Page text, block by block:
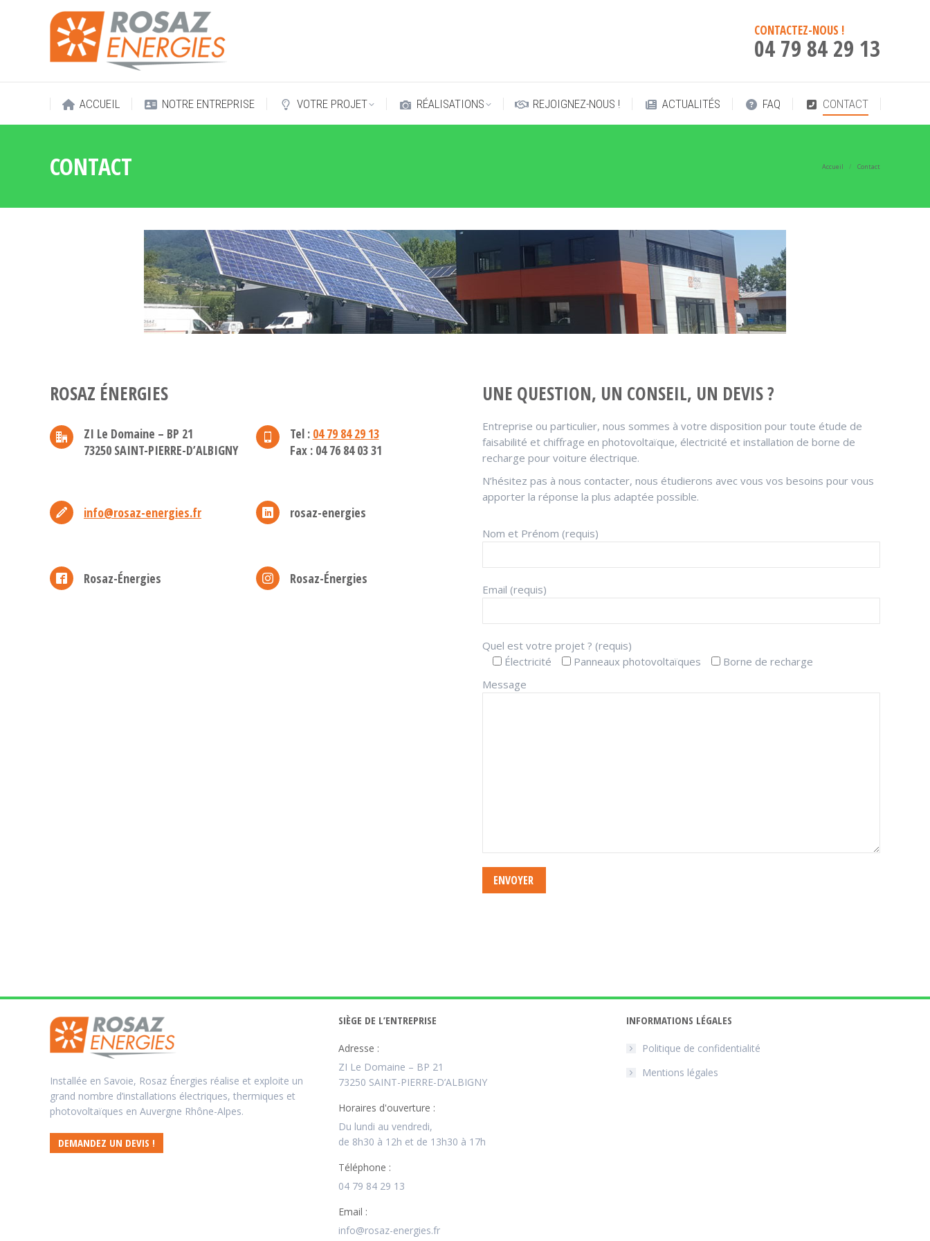
CONTACTEZ-NOUS !
04 79 84 29 13
ACCUEIL NOTRE ENTREPRISE VOTRE PROJET RÉALISATIONS REJOIGNEZ-NOUS ! ACTUALITÉS FAQ CONTACT
CONTACT Vous êtes ici :
Accueil Contact
ROSAZ ÉNERGIES
ZI Le Domaine – BP 21
73250 SAINT-PIERRE-D’ALBIGNY
Tel : 04 79 84 29 13
Fax : 04 76 84 03 31
info@rosaz-energies.fr rosaz-energies
Rosaz-Énergies Rosaz-Énergies
UNE QUESTION, UN CONSEIL, UN DEVIS ?
Entreprise ou particulier, nous sommes à votre disposition pour toute étude de
faisabilité et chiffrage en photovoltaïque, électricité et installation de borne de
recharge pour voiture électrique.
N’hésitez pas à nous contacter, nous étudierons avec vous vos besoins pour vous
apporter la réponse la plus adaptée possible.
Nom et Prénom (requis)
Email (requis)
Quel est votre projet ? (requis)
Électricité
Panneaux photovoltaïques
Borne de recharge
Message
Installée en Savoie, Rosaz Énergies réalise et exploite un
grand nombre d’installations électriques, thermiques et
photovoltaïques en Auvergne Rhône-Alpes.
DEMANDEZ UN DEVIS !
SIÈGE DE L’ENTREPRISE
Adresse :
ZI Le Domaine – BP 21
73250 SAINT-PIERRE-D’ALBIGNY
Horaires d'ouverture :
Du lundi au vendredi,
de 8h30 à 12h et de 13h30 à 17h
Téléphone :
04 79 84 29 13
Email :
info@rosaz-energies.fr
INFORMATIONS LÉGALES
Politique de confidentialité
Mentions légales
ACCUEIL NOTRE ENTREPRISE